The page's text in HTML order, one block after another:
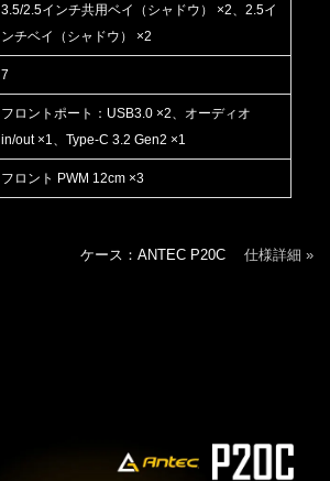
3.5/2.5インチ共用ベイ（シャドウ） ×2、2.5イ
ンチベイ（シャドウ） ×2
7
フロントポート：USB3.0 ×2、オーディオ
in/out ×1、Type-C 3.2 Gen2 ×1
フロント PWM 12cm ×3
ケース：ANTEC P20C 仕様詳細 »